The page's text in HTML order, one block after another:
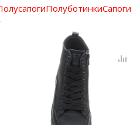
ПолуботинкиСапоги